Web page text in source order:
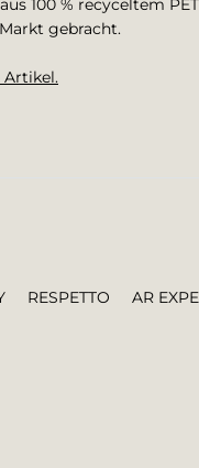
100 % recyceltem
gebracht.
Artikel.
AR
RESPETTO